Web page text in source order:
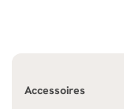
Accessoires